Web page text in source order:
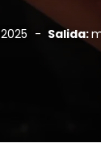
- Salida: